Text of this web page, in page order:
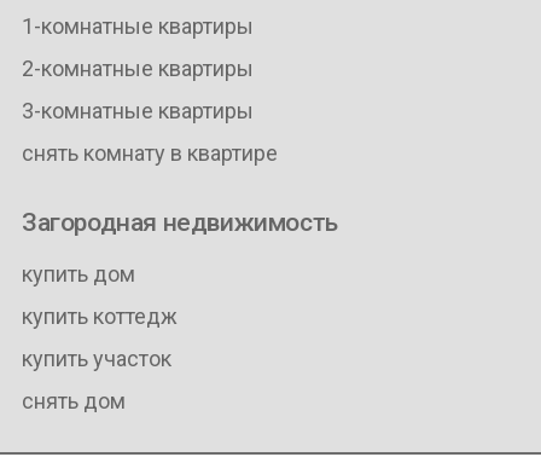
1-комнатные квартиры
2-комнатные квартиры
3-комнатные квартиры
снять комнату в квартире
Загородная недвижимость
купить дом
купить коттедж
купить участок
снять дом